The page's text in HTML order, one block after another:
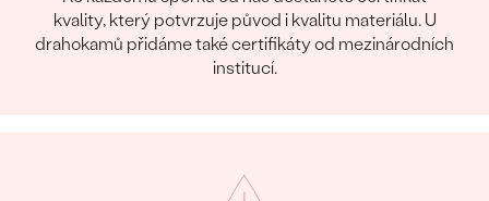
kvality, který potvrzuje původ i kvalitu materiálu. U
drahokamů přidáme také certifikáty od mezinárodních
institucí.